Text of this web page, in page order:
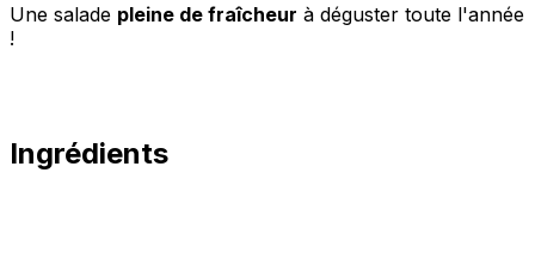
Une salade pleine de fraîcheur à déguster toute l'année
!
Ingrédients